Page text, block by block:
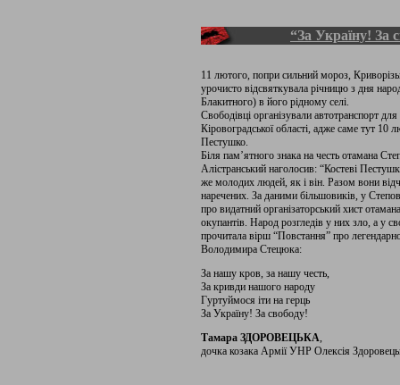
“За Україну! За
11 лютого, попри сильний мороз,
урочисто відсвяткувала річницю з дня
Блакитного) в його рідному селі.
Свободівці організували автотранспорт
Кіровоградської області, адже саме тут
Пестушко.
Біля пам’ятного знака на честь отамана
Алістранський наголосив: “Костеві
же молодих людей, як і він. Разом вони
наречених. За даними більшовиків, у
про видатний організаторський хист
окупантів. Народ розгледів у них зло, а у
прочитала вірш “Повстання” про
Володимира Стецюка:
За нашу кров, за нашу честь,
За кривди нашого народу
Гуртуймося іти на герць
За Україну! За свободу!
Тамара ЗДОРОВЕЦЬКА,
дочка козака Армії УНР Олексія